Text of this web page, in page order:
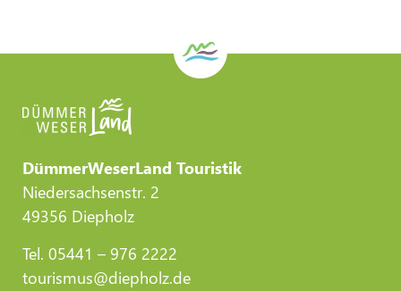
DümmerWeserLand Touristik
Niedersachsenstr. 2
49356 Diepholz
Tel. 05441 – 976 2222
tourismus@diepholz.de